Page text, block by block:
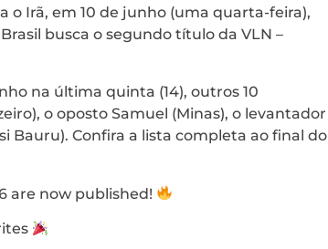
o Irã, em 10 de junho (uma quarta-feira),
busca o segundo título da VLN –
na última quinta (14), outros 10
o oposto Samuel (Minas), o levantador
Bauru). Confira a lista completa ao final do
are now published!